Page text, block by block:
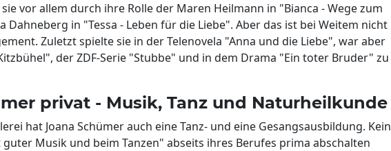
vor allem durch ihre Rolle der Maren Heilmann in "Bianca - Wege zum
Dahneberg in "Tessa - Leben für die Liebe". Aber das ist bei Weitem nicht
Zuletzt spielte sie in der Telenovela "Anna und die Liebe", war aber
der ZDF-Serie "Stubbe" und in dem Drama "Ein toter Bruder" zu
privat - Musik, Tanz und Naturheilkunde
hat Joana Schümer auch eine Tanz- und eine Gesangsausbildung. Kein
guter Musik und beim Tanzen" abseits ihres Berufes prima abschalten